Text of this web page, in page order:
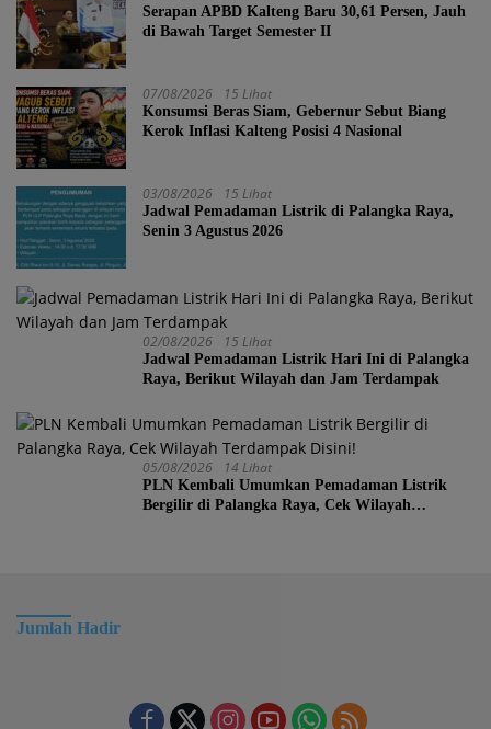
Serapan APBD Kalteng Baru 30,61 Persen, Jauh
di Bawah Target Semester II
07/08/2026 15 Lihat
Konsumsi Beras Siam, Gebernur Sebut Biang
Kerok Inflasi Kalteng Posisi 4 Nasional
03/08/2026 15 Lihat
Jadwal Pemadaman Listrik di Palangka Raya,
Senin 3 Agustus 2026
02/08/2026 15 Lihat
Jadwal Pemadaman Listrik Hari Ini di Palangka
Raya, Berikut Wilayah dan Jam Terdampak
05/08/2026 14 Lihat
PLN Kembali Umumkan Pemadaman Listrik
Bergilir di Palangka Raya, Cek Wilayah
Jumlah Hadir